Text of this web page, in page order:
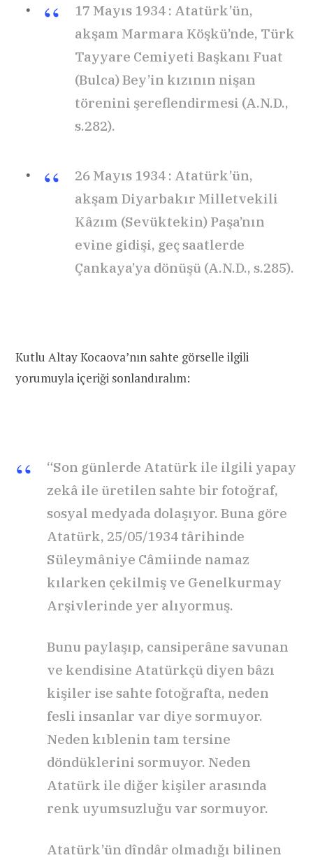
17 Mayıs 1934 : Atatürk’ün,
akşam Marmara Köşkü’nde, Türk
Tayyare Cemiyeti Başkanı Fuat
(Bulca) Bey’in kızının nişan
törenini şereflendirmesi (A.N.D.,
s.282).
26 Mayıs 1934 : Atatürk’ün,
akşam Diyarbakır Milletvekili
Kâzım (Sevüktekin) Paşa’nın
evine gidişi, geç saatlerde
Çankaya’ya dönüşü (A.N.D., s.285).
Kutlu Altay Kocaova’nın sahte görselle ilgili
yorumuyla içeriği sonlandıralım:
“Son günlerde Atatürk ile ilgili yapay
zekâ ile üretilen sahte bir fotoğraf,
sosyal medyada dolaşıyor. Buna göre
Atatürk, 25/05/1934 târihinde
Süleymâniye Câmiinde namaz
kılarken çekilmiş ve Genelkurmay
Arşivlerinde yer alıyormuş.
Bunu paylaşıp, cansiperâne savunan
ve kendisine Atatürkçü diyen bâzı
kişiler ise sahte fotoğrafta, neden
fesli insanlar var diye sormuyor.
Neden kıblenin tam tersine
döndüklerini sormuyor. Neden
Atatürk ile diğer kişiler arasında
renk uyumsuzluğu var sormuyor.
Atatürk’ün dîndâr olmadığı bilinen